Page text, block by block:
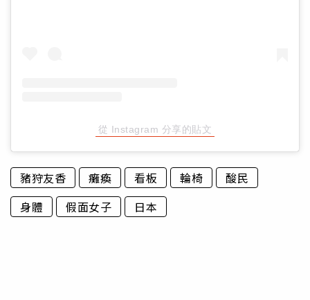
從 Instagram 分享的貼文
豬狩友香 癱瘓 看板 輪椅
酸民
身體
假面女子 日本